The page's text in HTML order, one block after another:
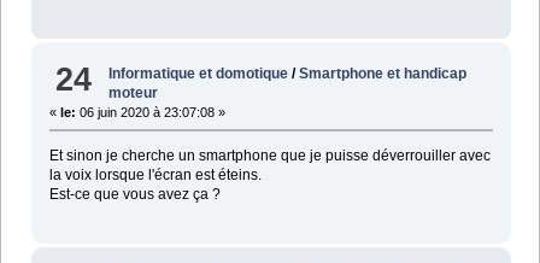
24 Informatique et domotique /Smartphone et handicap
moteur
« le: 06 juin 2020 à 23:07:08 »
Et sinon je cherche un smartphone que je puisse déverrouiller avec
la voix lorsque l'écran est éteins.
Est-ce que vous avez ça ?